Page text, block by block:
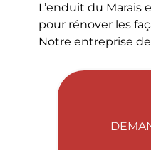
L’enduit du
pour rénover les
Notre entreprise